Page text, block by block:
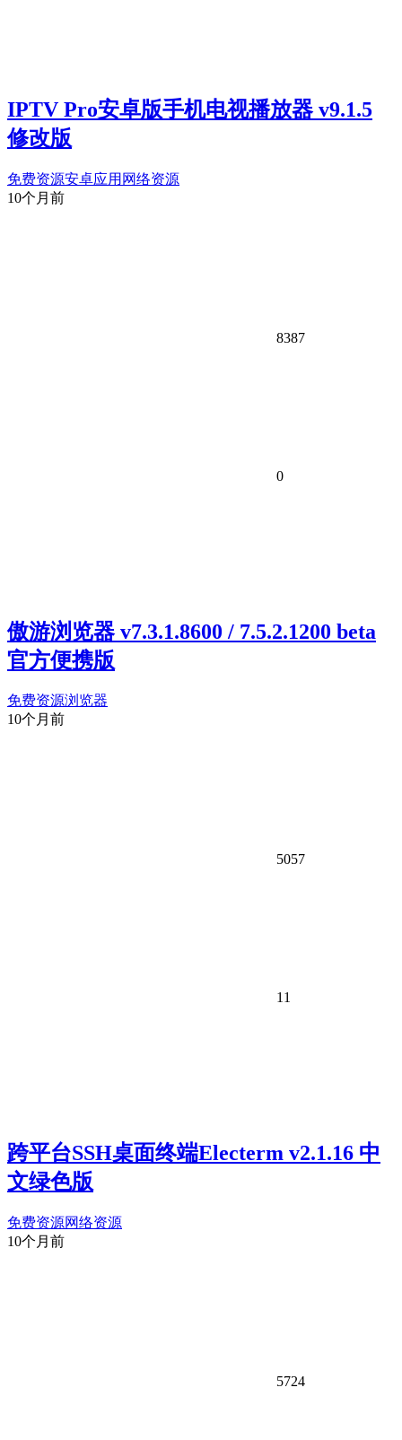
IPTV Pro安卓版手机电视播放器 v9.1.5
修改版
免费资源安卓应用 网络资源
10个月前
8387
0
傲游浏览器 v7.3.1.8600 / 7.5.2.1200 beta
官方便携版
免费资源浏览器
10个月前
5057
11
跨平台SSH桌面终端Electerm v2.1.16 中
文绿色版
免费资源网络资源
10个月前
5724